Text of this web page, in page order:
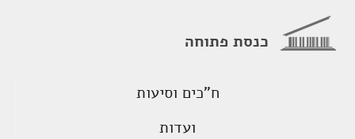
כנסת פתוחה
ח"כים וסיעות
ועדות